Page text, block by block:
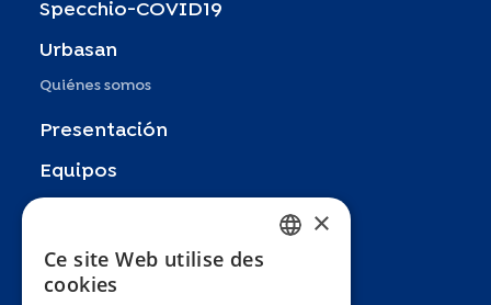
Specchio-COVID19
Urbasan
Quiénes somos
Presentación
Equipos
Publicaciones
Zoom In
FRENCH
×
Ce site Web utilise des
cookies